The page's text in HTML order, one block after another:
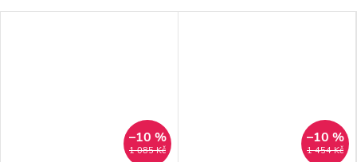
1 085 Kč
–10 %
1 454 Kč
–10 %